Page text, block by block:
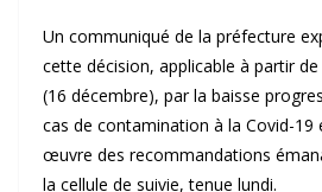
Un communiqué de la préfecture
cette décision, applicable à partir
(16 décembre), par la baisse
cas de contamination à la Covid-19
œuvre des recommandations
la cellule de suivie, tenue lundi.